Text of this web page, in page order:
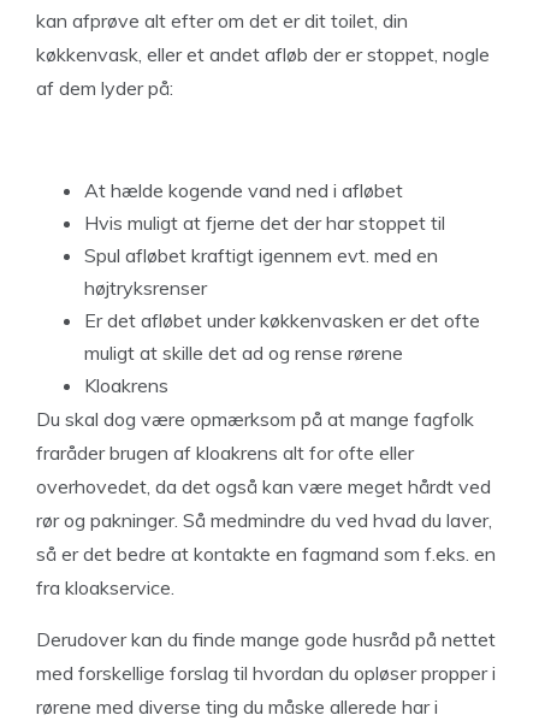
kan afprøve alt efter om det er dit toilet, din
køkkenvask, eller et andet afløb der er stoppet, nogle
af dem lyder på:
At hælde kogende vand ned i afløbet
Hvis muligt at fjerne det der har stoppet til
Spul afløbet kraftigt igennem evt. med en
højtryksrenser
Er det afløbet under køkkenvasken er det ofte
muligt at skille det ad og rense rørene
Kloakrens
Du skal dog være opmærksom på at mange fagfolk
fraråder brugen af kloakrens alt for ofte eller
overhovedet, da det også kan være meget hårdt ved
rør og pakninger. Så medmindre du ved hvad du laver,
så er det bedre at kontakte en fagmand som f.eks. en
fra kloakservice.
Derudover kan du finde mange gode husråd på nettet
med forskellige forslag til hvordan du opløser propper i
rørene med diverse ting du måske allerede har i